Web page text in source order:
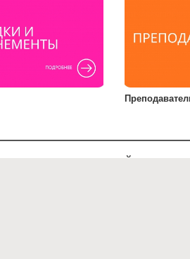
ЧТО ТАКОЕ ФОТОПЛЕЙ?